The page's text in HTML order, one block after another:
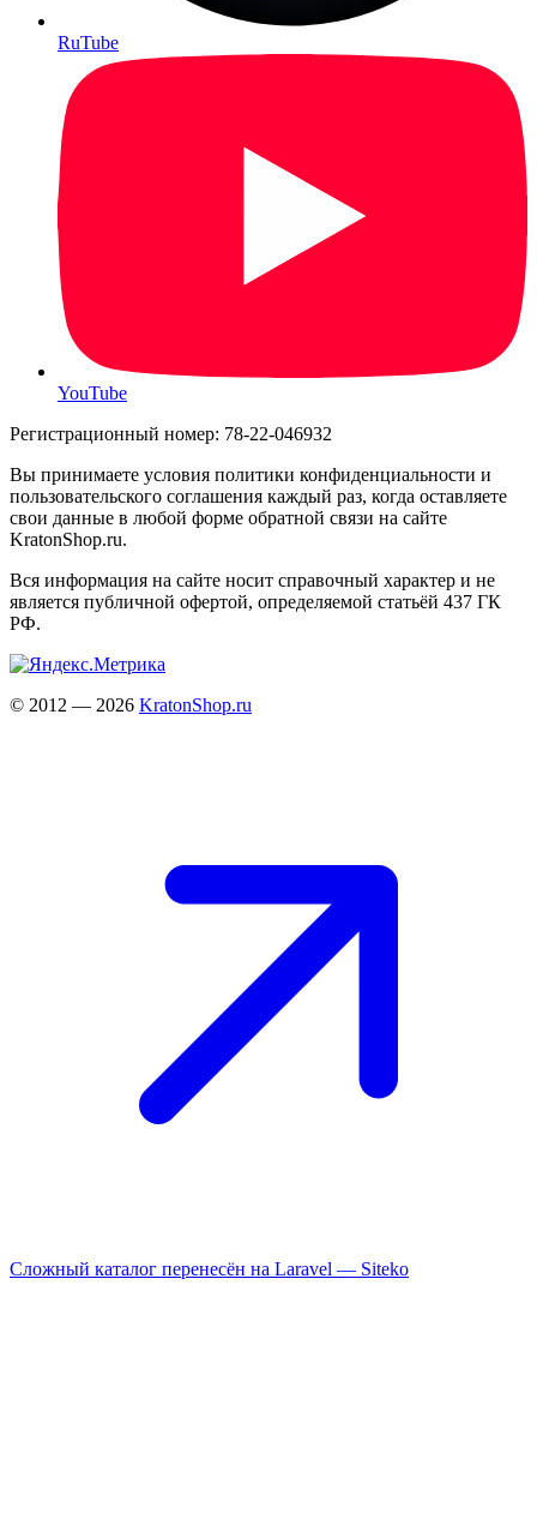
RuTube
YouTube
Регистрационный номер: 78-22-046932
Вы принимаете условия политики конфиденциальности и
пользовательского соглашения каждый раз, когда оставляете
свои данные в любой форме обратной связи на сайте
KratonShop.ru.
Вся информация на сайте носит справочный характер и не
является публичной офертой, определяемой статьёй 437 ГК
РФ.
© 2012 — 2026 KratonShop.ru
Сложный каталог перенесён на Laravel — Siteko